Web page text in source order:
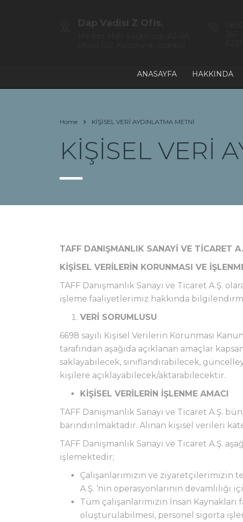
ANASAYFA HAKKINDA
Home KİŞİSEL VERİ AYDINLATMA METNİ
KİŞİSEL VERİ
TAFF DANIŞMANLIK SANAYİ VE TİCARET
KİŞİSEL VERİLERİN KORUNMASI VE
TAFF Danışmanlık Sanayi ve Ticaret A.Ş.
işleme faaliyetlerimiz hakkında
VERİ SORUMLUSU
6698 sayılı Kişisel Verilerin Korunması
tarafından aşağıda açıklanan amaçlar
saklayabilecek, sınıflandırabilecek,
kişilere açıklayabilecek/aktarabilecektir.
KİŞİSEL VERİLERİN İŞLENME AMACI
TAFF Danışmanlık Sanayi ve Ticaret A.Ş.
barındırılmaktadır. Alınan kişisel verileri
TAFF Danışmanlık Sanayi ve Ticaret A.Ş.
işlemektedir;
Çalışanlarımızın ve ziyaretçilerimizin
A.Ş. ‘nin operasyonlarının
Tüm çalışanlarımızın İnsan
oluşturulabilmesi, personel sigorta